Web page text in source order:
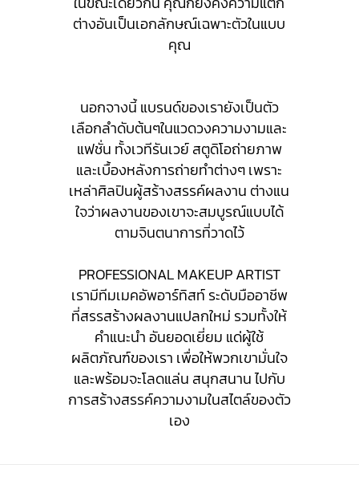
ต่างอันเป็นเอกลักษณ์เฉพาะตัวในแบบ
คุณ
นอกจางนี้ แบรนด์ของเรายังเป็นตัว
เลือกลำดับต้นๆในแวดวงความงามและ
แฟชั่น ทั้งเวทีรันเวย์ สตูดิโอถ่ายภาพ
และเบื้องหลังการถ่ายทำต่างๆ เพราะ
เหล่าศิลปินผู้สร้างสรรค์ผลงาน ต่างแน
ใจว่าผลงานของเขาจะสมบูรณ์แบบได้
ตามจินตนาการที่วาดไว้
PROFESSIONAL MAKEUP ARTIST
เรามีทีมเมคอัพอาร์ทิสท์ ระดับมืออาชีพ
ที่สรรสร้างผลงานแปลกใหม่ รวมทั้งให้
คำแนะนำ อันยอดเยี่ยม แด่ผู้ใช้
ผลิตภัณฑ์ของเรา เพื่อให้พวกเขามั่นใจ
และพร้อมจะโลดแล่น สนุกสนาน ไปกับ
การสร้างสรรค์ความงามในสไตล์ของตัว
เอง